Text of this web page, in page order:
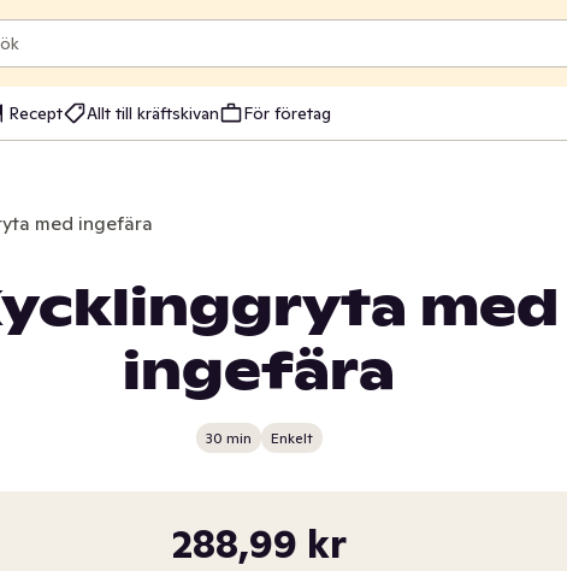
Recept Allt till kräftskivan För företag
med ingefära
med
ingefära
30 min Enkelt
288,99 kr